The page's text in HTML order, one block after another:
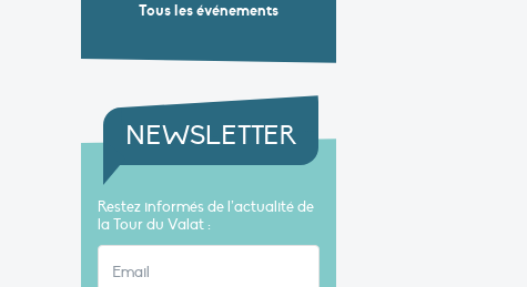
Tous les événements
NEWSLETTER
Restez informés de l’actualité de
la Tour du Valat :